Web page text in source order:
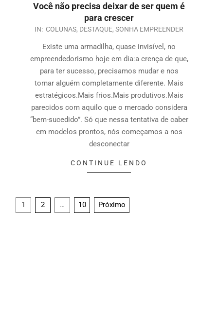
Você não precisa deixar de ser quem é
para crescer
IN: COLUNAS, DESTAQUE, SONHA EMPREENDER
Existe uma armadilha, quase invisível, no
empreendedorismo hoje em dia:a crença de que,
para ter sucesso, precisamos mudar e nos
tornar alguém completamente diferente. Mais
estratégicos.Mais frios.Mais produtivos.Mais
parecidos com aquilo que o mercado considera
“bem-sucedido”. Só que nessa tentativa de caber
em modelos prontos, nós começamos a nos
desconectar
CONTINUE LENDO
1 2 … 10 Próximo